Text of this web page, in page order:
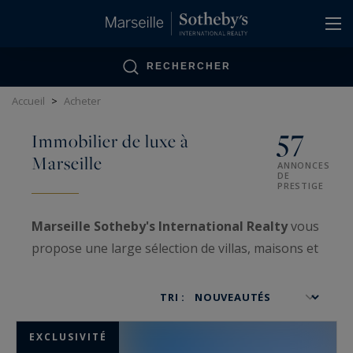
RECHERCHER
Accueil > Acheter
Immobilier de luxe à
Marseille
57
ANNONCES
DE
PRESTIGE
Marseille Sotheby's International Realtyvous
propose une large sélection de villas, maisons et
Marseille, de Carry-le-Rouet jusqu'aux portes du
TRI :
EXCLUSIVITÉ